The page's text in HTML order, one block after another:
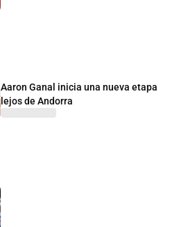
Aaron Ganal inicia una nueva etapa
lejos de Andorra